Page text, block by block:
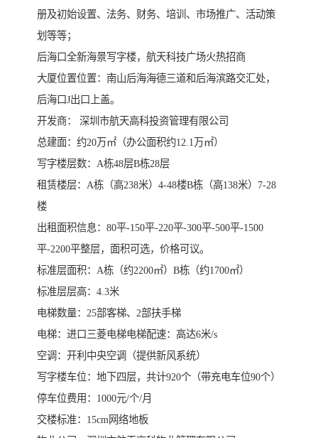
册及初始设置、法务、财务、培训、市场推广、活动策
划等等；
后海口全新海景写字楼，航天科技广场火热招商
大厦位置位置：南山后海海德三道和后海滨路交汇处，
后海口J出口上盖。
开发商： 深圳市航天高科投资管理有限公司
总建面：约20万㎡（办公面积约12.1万㎡）
写字楼层数：A栋48层B栋28层
租赁楼层：A栋（高238米）4-48楼B栋（高138米）7-28
楼
出租面积信息：80平-150平-220平-300平-500平-1500
平-2200平整层，面积可选，价格可议。
标准层面积：A栋（约2200㎡）B栋（约1700㎡）
标准层层高：4.3米
电梯数量：25部客梯、2部扶手梯
电梯：进口三菱电梯电梯配速：高达6米/s
空调：开利中央空调（提供新风系统）
写字楼车位：地下四层，共计920个（带充电车位90个）
停车位费用：1000元/个/月
交楼标准：15cm网络地板